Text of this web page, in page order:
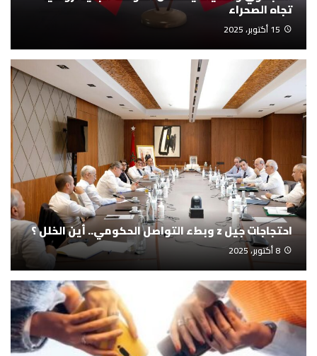
تجاه الصحراء
15 أكتوبر، 2025
احتجاجات جيل z وبطء التواصل الحكومي.. أين الخلل ؟
8 أكتوبر، 2025